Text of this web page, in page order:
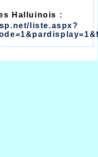
Halluinois :
liste.aspx?